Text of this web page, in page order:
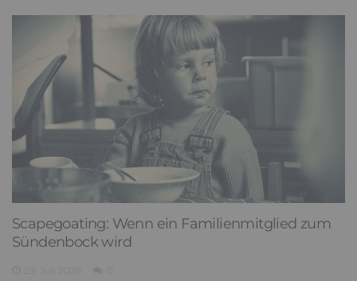
Scapegoating: Wenn ein Familienmitglied zum
Sündenbock wird